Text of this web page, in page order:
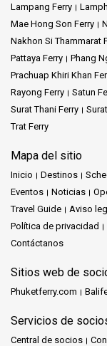
con leche de coco
Los templos
descubrir.
La belleza
convierten en un
El ambiente
Lampang Ferry
Mae Hong Son Ferry
Nakhon Si Thammarat
Pattaya Ferry
Phang
Prachuap Khiri Khan
Rayong Ferry
Satun
Surat Thani Ferry
Trat Ferry
Mapa del sitio
Inicio Destinos
Eventos
Noticias
Travel Guide
Aviso
Política de privacidad
Contáctanos
Sitios web de
Phuketferry.com
Servicios de
Central de socios